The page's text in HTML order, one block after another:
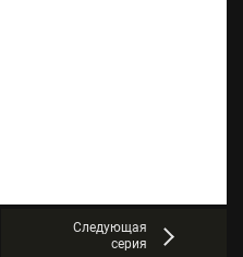
Следующая
серия